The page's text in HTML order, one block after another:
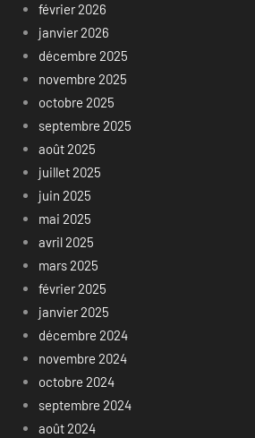
février 2026
janvier 2026
décembre 2025
novembre 2025
octobre 2025
septembre 2025
août 2025
juillet 2025
juin 2025
mai 2025
avril 2025
mars 2025
février 2025
janvier 2025
décembre 2024
novembre 2024
octobre 2024
septembre 2024
août 2024